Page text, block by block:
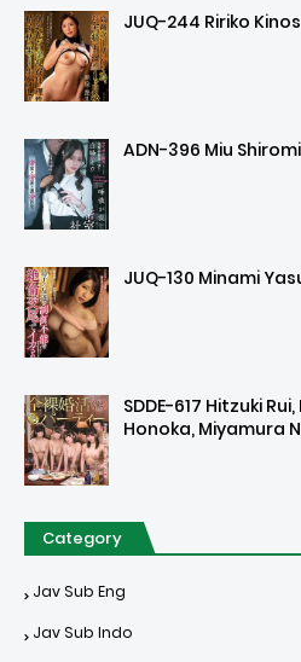
JUQ-244 Ririko
ADN-396 Miu
JUQ-130 Minami
SDDE-617 Hitzuki
Honoka, Miyamura
Category
Jav Sub Eng
Jav Sub Indo